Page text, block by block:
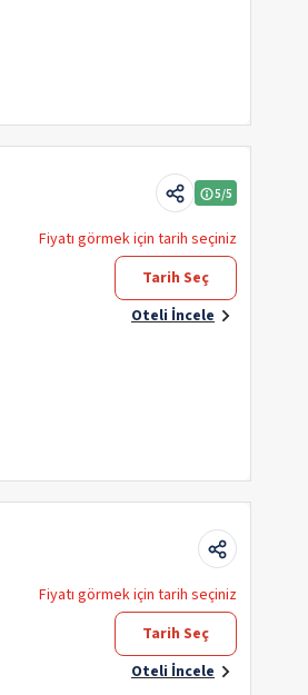
5/5
Fiyatı görmek için tarih seçiniz
Tarih Seç
Oteli İncele
Fiyatı görmek için tarih seçiniz
Tarih Seç
Oteli İncele